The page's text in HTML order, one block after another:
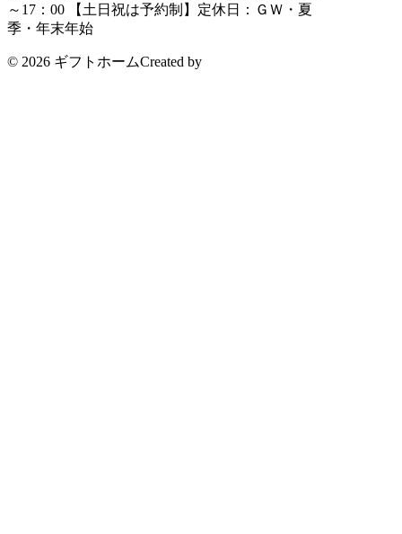
～17：00 【土日祝は予約制】 定休日：ＧＷ・夏
季・年末年始
© 2026 ギフトホームCreated by